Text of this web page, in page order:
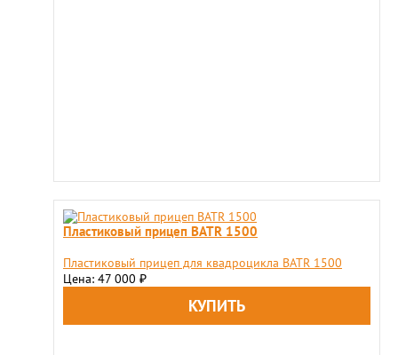
Пластиковый прицеп BATR 1500
Пластиковый прицеп для квадроцикла BATR 1500
Цена: 47 000 ₽